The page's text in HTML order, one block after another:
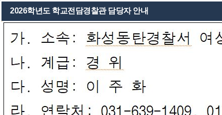
알림마당 방과후ㆍ돌봄
물놀이 안전 수칙
2026학년도 학교전담경찰관 담당자 안내